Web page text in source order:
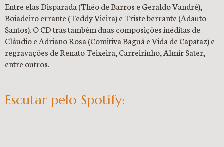
Entre elas Disparada (Théo de Barros e Geraldo Vandré),
Boiadeiro errante (Teddy Vieira) e Triste berrante (Adauto
Santos). O CD trás também duas composições inéditas de
Cláudio e Adriano Rosa (Comitiva Baguá e Vida de Capataz) e
regravações de Renato Teixeira, Carreirinho, Almir Sater,
entre outros.
Escutar pelo Spotify: